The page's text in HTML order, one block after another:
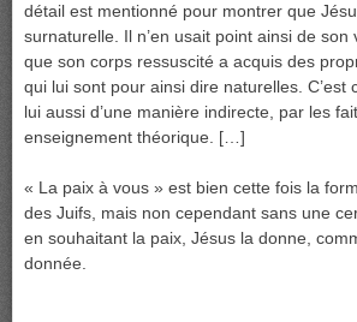
détail est mentionné pour montrer que
surnaturelle. Il n’en usait point ainsi de son
que son corps ressuscité a acquis des
qui lui sont pour ainsi dire naturelles. C’est
lui aussi d’une manière indirecte, par les
enseignement théorique. […]
« La paix à vous » est bien cette fois la
des Juifs, mais non cependant sans une
en souhaitant la paix, Jésus la donne,
donnée.